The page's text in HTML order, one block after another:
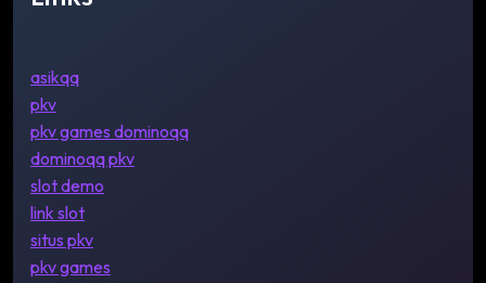
asikqq
pkv
pkv games dominoqq
dominoqq pkv
slot demo
link slot
situs pkv
pkv games